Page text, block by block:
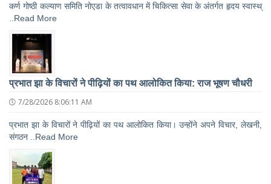
कर्ण गोष्ठी कल्याण समिति नोएडा के तत्वावधान में चिकित्सा सेवा के अंतर्गत हृदय स्वास्थ्
..Read More
प्रभात झा के विचारों ने पीढ़ियों का पथ आलोकित किया: राज भूषण चौधरी
7/28/2026 8:06:11 AM
प्रभात झा के विचारों ने पीढ़ियों का पथ आलोकित किया। उन्होंने अपने विचार, लेखनी,
संगठन ..Read More